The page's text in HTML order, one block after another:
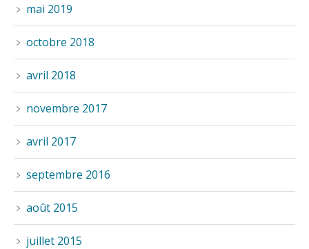
mai 2019
octobre 2018
avril 2018
novembre 2017
avril 2017
septembre 2016
août 2015
juillet 2015